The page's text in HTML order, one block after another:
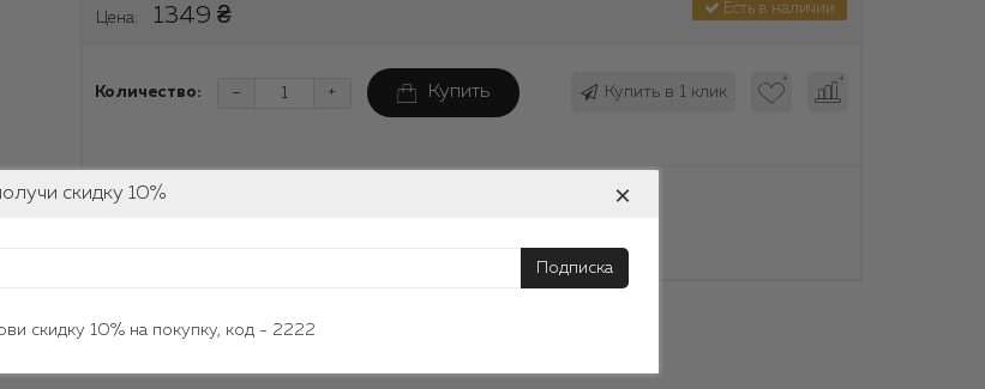
скидку 10%
Подписка
скидку 10% на покупку, код - 2222
×
Цена: 1349 ₴ Есть в наличии
Количество: +
- Купить Купить в 1 клик
Информация о доставке
Могу ли я вернуть или обменять украшение?